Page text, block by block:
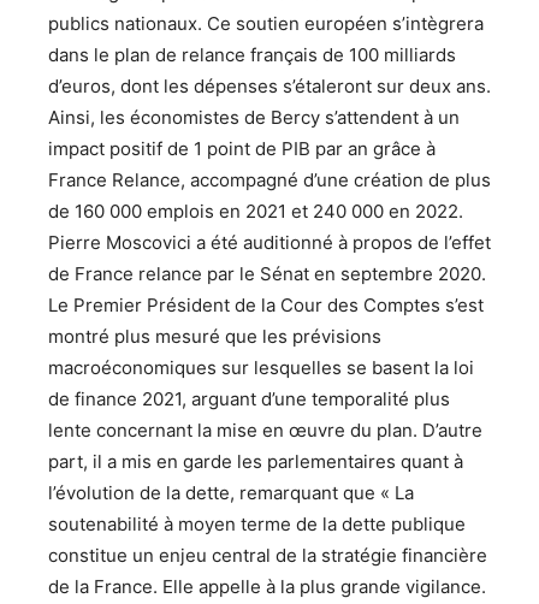
publics nationaux. Ce soutien européen s’intègrera
dans le plan de relance français de 100 milliards
d’euros, dont les dépenses s’étaleront sur deux ans.
Ainsi, les économistes de Bercy s’attendent à un
impact positif de 1 point de PIB par an grâce à
France Relance, accompagné d’une création de plus
de 160 000 emplois en 2021 et 240 000 en 2022.
Pierre Moscovici a été auditionné à propos de l’effet
de France relance par le Sénat en septembre 2020.
Le Premier Président de la Cour des Comptes s’est
montré plus mesuré que les prévisions
macroéconomiques sur lesquelles se basent la loi
de finance 2021, arguant d’une temporalité plus
lente concernant la mise en œuvre du plan. D’autre
part, il a mis en garde les parlementaires quant à
l’évolution de la dette, remarquant que « La
soutenabilité à moyen terme de la dette publique
constitue un enjeu central de la stratégie financière
de la France. Elle appelle à la plus grande vigilance.